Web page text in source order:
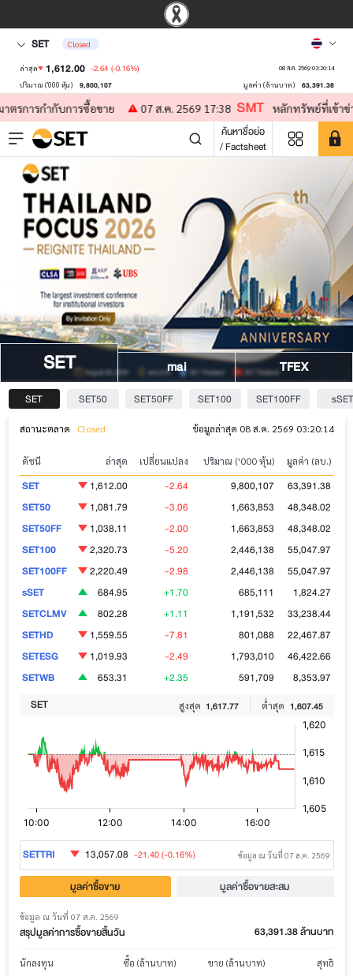
SET Closed
ล่าสุด 1,612.00 -2.64 (-0.16%) 08 ส.ค. 2569 03:20:14
ปริมาณ ('000 หุ้น) 9,800,107 มูลค่า (ล้านบาท) 63,391.38
รซื้อขาย 07 ส.ค. 2569 17:38 SMT หลักทรัพย์ที่เข้าข่ายมาตรการกำ
ค้นหาชื่อย่อ
/ Factsheet
SET mai TFEX
SET SET50 SET50FF SET100 SET100FF sSET
สถานะตลาด Closed ข้อมูลล่าสุด 08 ส.ค. 2569 03:20:14
ดัชนี ล่าสุด เปลี่ยนแปลง ปริมาณ ('000 หุ้น) มูลค่า (ลบ.)
SET 1,612.00 -2.64 9,800,107
63,391.38
SET50
1,081.79 -3.06 1,663,853
48,348.02
SET50FF
1,038.11 -2.00 1,663,853
48,348.02
SET100
2,320.73 -5.20 2,446,138
55,047.97
SET100FF
2,220.49 -2.98 2,446,138
55,047.97
sSET
684.95 +1.70 685,111
1,824.27
SETCLMV
802.28 +1.11 1,191,532
33,238.44
SETHD
1,559.55 -7.81 801,088
22,467.87
SETESG
1,019.93 -2.49 1,793,010
46,422.66
SETWB
653.31 +2.35 591,709
8,353.97
SET
สูงสุด 1,617.77 ต่ำสุด 1,607.45
SETTRI 13,057.08 -21.40 (-0.16%) ข้อมูล ณ วันที่ 07 ส.ค. 2569
มูลค่าซื้อขาย มูลค่าซื้อขายสะสม
ข้อมูล ณ วันที่ 07 ส.ค. 2569
สรุปมูลค่าการซื้อขายสิ้นวัน 63,391.38 ล้านบาท
นักลงทุน ซื้อ (ล้านบาท) ขาย (ล้านบาท) สุทธิ